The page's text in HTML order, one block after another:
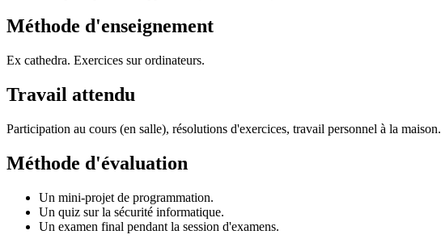
Méthode d'enseignement
Ex cathedra. Exercices sur ordinateurs.
Travail attendu
Participation au cours (en salle), résolutions d'exercices, travail personnel à la maison.
Méthode d'évaluation
Un mini-projet de programmation.
Un quiz sur la sécurité informatique.
Un examen final pendant la session d'examens.